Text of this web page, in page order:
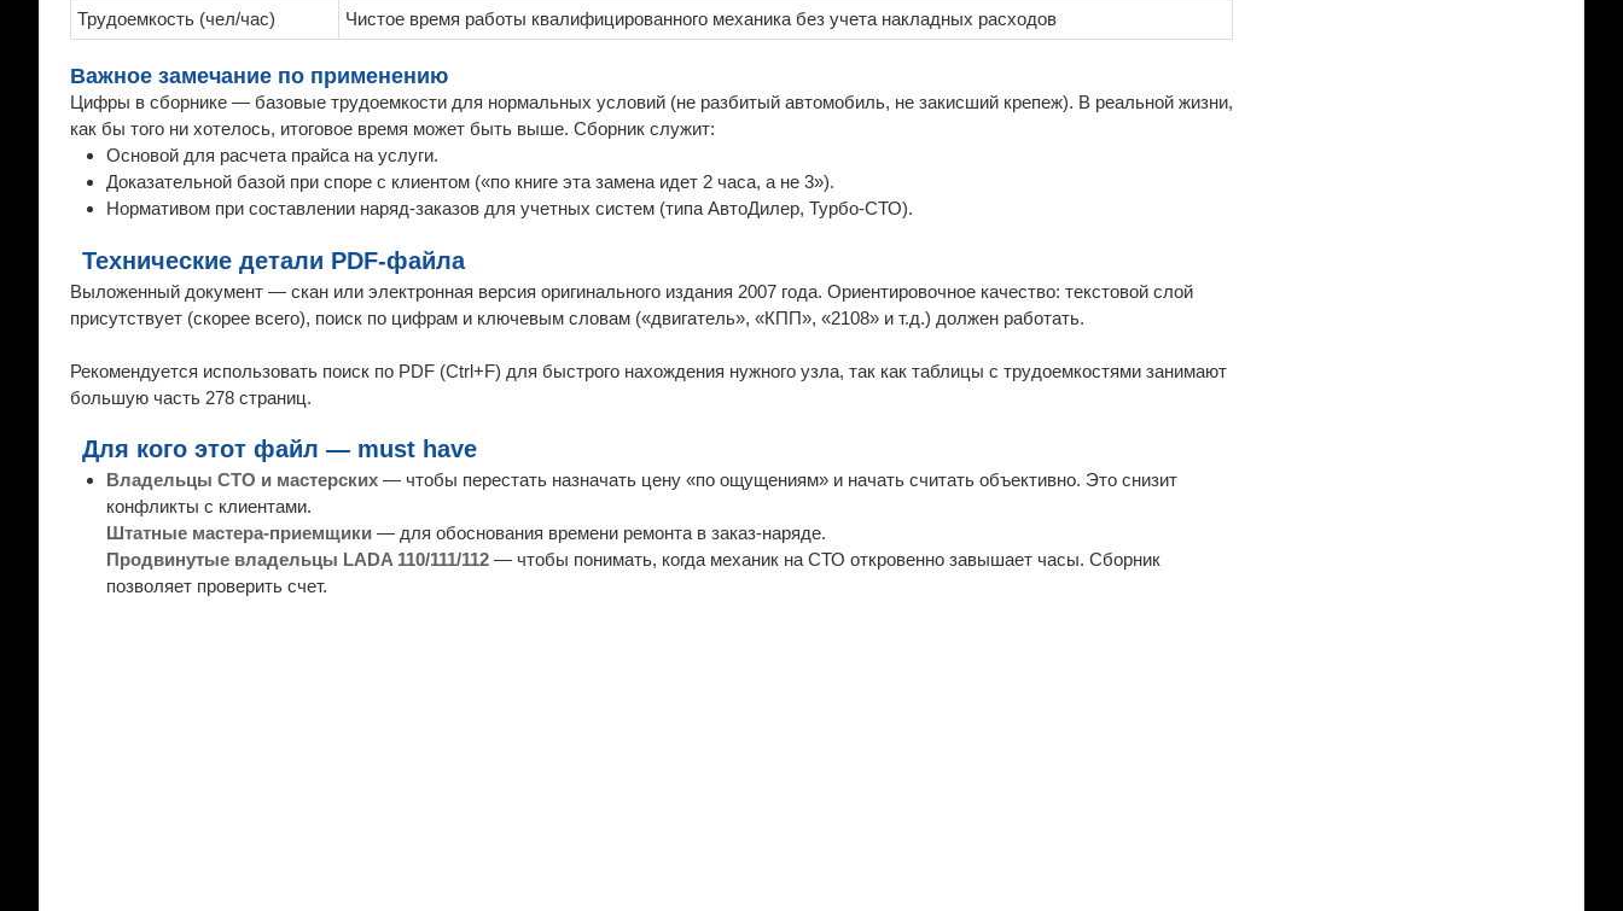
Трудоемкость (чел/час)
Чистое время работы квалифицированного механика без учета накладных расходов
Важное замечание по применению
Цифры в сборнике — базовые трудоемкости для нормальных условий (не разбитый автомобиль, не закисший крепеж). В реальной жизни,
как бы того ни хотелось, итоговое время может быть выше. Сборник служит:
Основой для расчета прайса на услуги.
Доказательной базой при споре с клиентом («по книге эта замена идет 2 часа, а не 3»).
Нормативом при составлении наряд-заказов для учетных систем (типа АвтоДилер, Турбо-СТО).
Технические детали PDF-файла
Выложенный документ — скан или электронная версия оригинального издания 2007 года. Ориентировочное качество: текстовой слой
присутствует (скорее всего), поиск по цифрам и ключевым словам («двигатель», «КПП», «2108» и т.д.) должен работать.
Рекомендуется использовать поиск по PDF (Ctrl+F) для быстрого нахождения нужного узла, так как таблицы с трудоемкостями занимают
большую часть 278 страниц.
Для кого этот файл — must have
Владельцы СТО и мастерских — чтобы перестать назначать цену «по ощущениям» и начать считать объективно. Это снизит
конфликты с клиентами.
Штатные мастера-приемщики — для обоснования времени ремонта в заказ-наряде.
Продвинутые владельцы LADA 110/111/112 — чтобы понимать, когда механик на СТО откровенно завышает часы. Сборник
позволяет проверить счет.